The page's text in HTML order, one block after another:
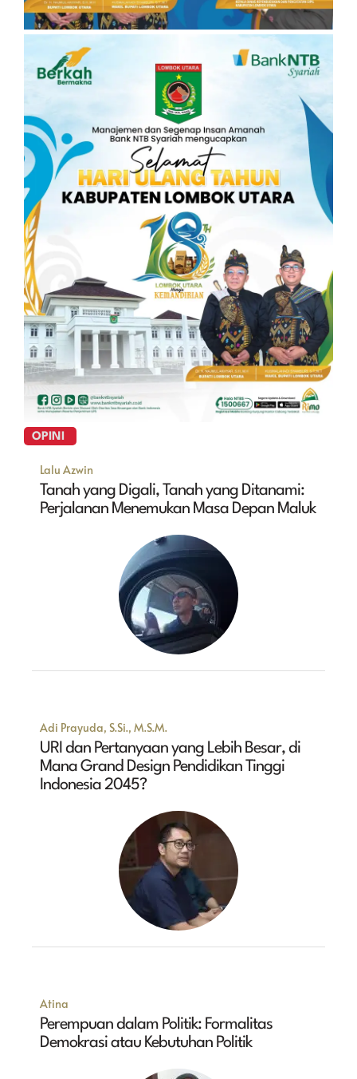
OPINI
Lalu Azwin
Tanah yang Digali, Tanah yang Ditanami:
Perjalanan Menemukan Masa Depan Maluk
Adi Prayuda, S.Si., M.S.M.
URI dan Pertanyaan yang Lebih Besar, di
Mana Grand Design Pendidikan Tinggi
Indonesia 2045?
Atina
Perempuan dalam Politik: Formalitas
Demokrasi atau Kebutuhan Politik